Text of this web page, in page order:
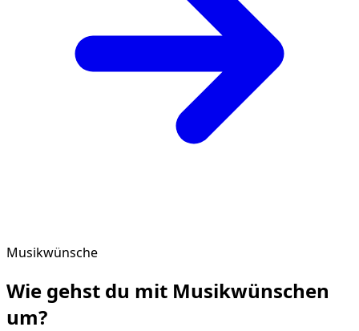
Musikwünsche
Wie gehst du mit Musikwünschen
um?